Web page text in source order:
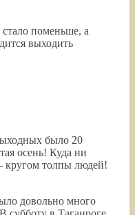
поменьше, а
выходить
было 20
осень! Куда ни
толпы людей!
довольно много